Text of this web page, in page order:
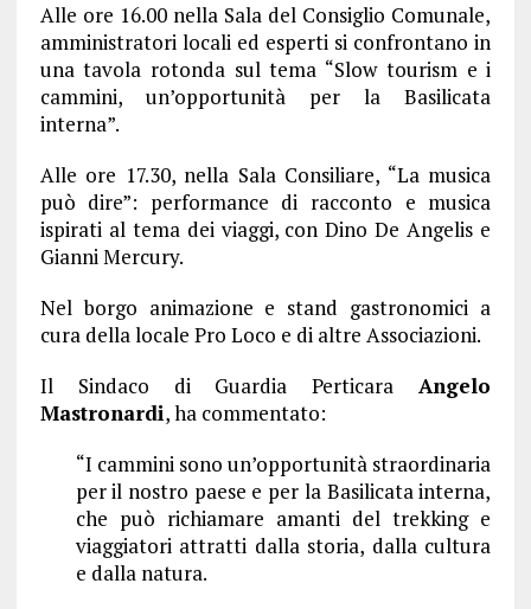
Alle ore 16.00 nella Sala del Consiglio Comunale,
amministratori locali ed esperti si confrontano in
una tavola rotonda sul tema “Slow tourism e i
cammini, un’opportunità per la Basilicata
interna”.
Alle ore 17.30, nella Sala Consiliare, “La musica
può dire”: performance di racconto e musica
ispirati al tema dei viaggi, con Dino De Angelis e
Gianni Mercury.
Nel borgo animazione e stand gastronomici a
cura della locale Pro Loco e di altre Associazioni.
Il Sindaco di Guardia PerticaraAngelo
Mastronardi, ha commentato:
“I cammini sono un’opportunità straordinaria
per il nostro paese e per la Basilicata interna,
che può richiamare amanti del trekking e
viaggiatori attratti dalla storia, dalla cultura
e dalla natura.